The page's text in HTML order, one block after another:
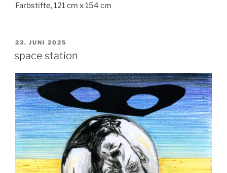
Farbstifte, 121 cm x 154 cm
VERÖFFENTLICHT
23. JUNI 2025
space station